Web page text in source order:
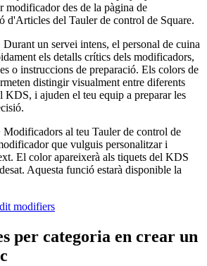
i botigues d'alimentació
i pedicura
i pírcings
modificador des de la pàgina de
d'Articles del Tauler de control de Square.
Durant un servei intens, el personal de cuina
els detalls crítics dels modificadors,
o instruccions de preparació. Els colors de
distingir visualment entre diferents
KDS, i ajuden el teu equip a preparar les
Modificadors al teu Tauler de control de
que vulguis personalitzar i
El color apareixerà als tiquets del KDS
Aquesta funció estarà disponible la
modifiers
per categoria en crear un